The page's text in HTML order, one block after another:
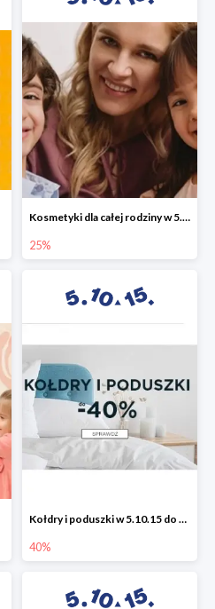
Kosmetyki dla całej rodziny w 5.10.15 do -25%
25%
Kołdry i poduszki w 5.10.15 do -40%
40%